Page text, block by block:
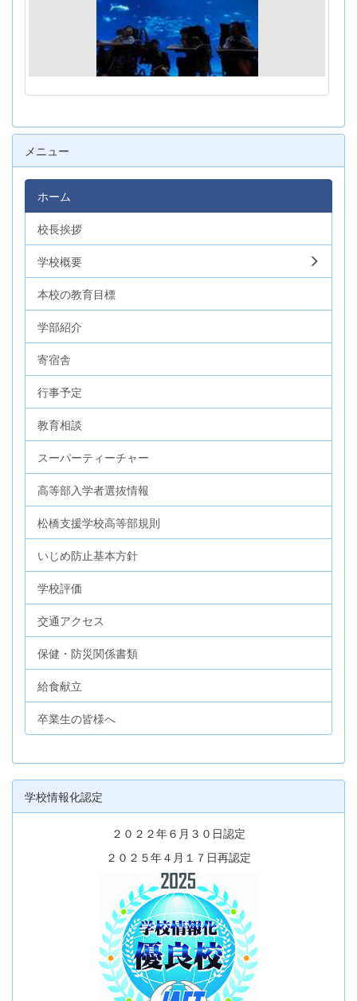
メニュー
ホーム
校長挨拶
学校概要
本校の教育目標
学部紹介
寄宿舎
行事予定
教育相談
スーパーティーチャー
高等部入学者選抜情報
松橋支援学校高等部規則
いじめ防止基本方針
学校評価
交通アクセス
保健・防災関係書類
給食献立
卒業生の皆様へ
学校情報化認定
２０２２年６月３０日認定
２０２５年４月１７日再認定